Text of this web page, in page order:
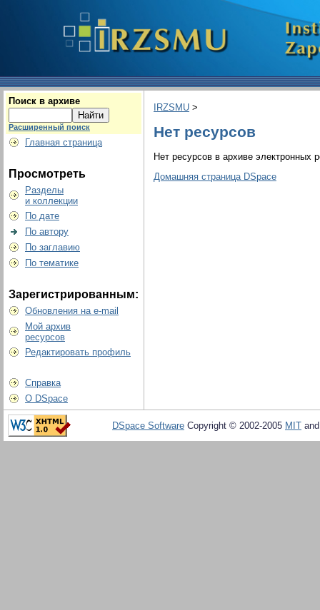
Поиск в архиве
Расширенный поиск
Главная страница
Просмотреть
Разделы
и коллекции
По дате
По автору
По заглавию
По тематике
Зарегистрированным:
Обновления на e-mail
Мой архив
ресурсов
Редактировать профиль
Справка
О DSpace
IRZSMU >
Нет ресурсов
Нет ресурсов в архиве электронных
Домашняя страница DSpace
DSpace Software Copyright © 2002-2005 MIT